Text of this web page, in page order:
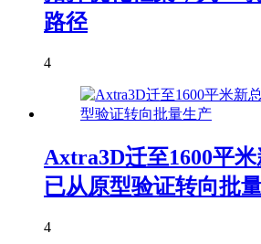
路径
4
Axtra3D迁至1600平
已从原型验证转向批
4